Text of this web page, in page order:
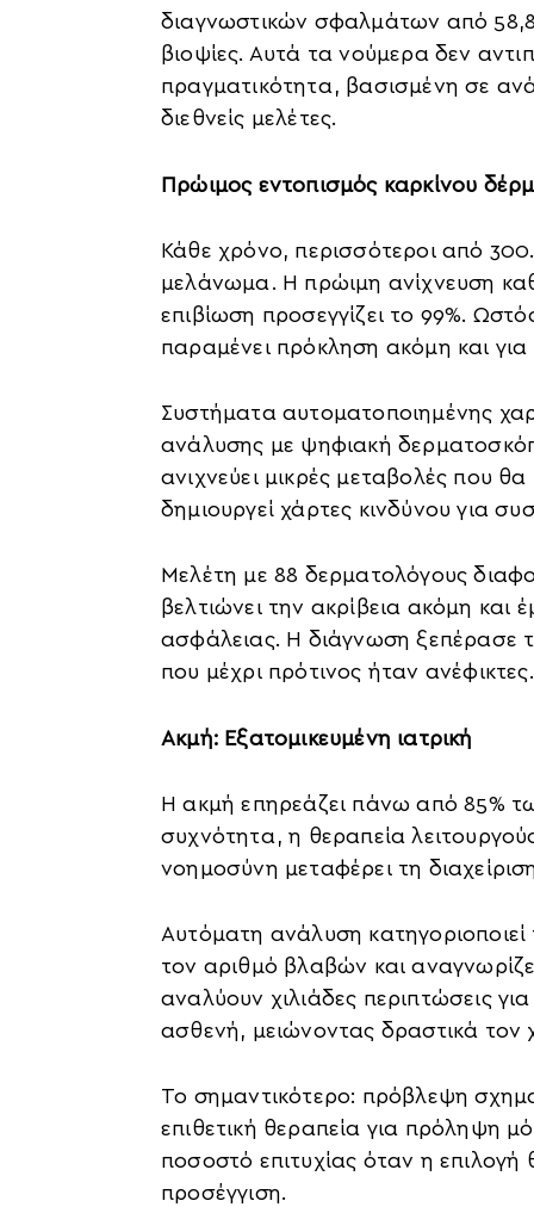
διαγνωστικών σφαλμάτων από
βιοψίες. Αυτά τα νούμερα δεν
πραγματικότητα, βασισμένη σε
διεθνείς μελέτες.
Πρώιμος εντοπισμός καρκίνου
Κάθε χρόνο, περισσότεροι από
μελάνωμα. Η πρώιμη ανίχνευση
επιβίωση προσεγγίζει το 99%.
παραμένει πρόκληση ακόμη και για
Συστήματα αυτοματοποιημένης
ανάλυσης με ψηφιακή
ανιχνεύει μικρές μεταβολές που
δημιουργεί χάρτες κινδύνου για
Μελέτη με 88 δερματολόγους
βελτιώνει την ακρίβεια ακόμη
ασφάλειας. Η διάγνωση ξεπέρασε
που μέχρι πρότινος ήταν ανέφικτες.
Ακμή: Εξατομικευμένη ιατρική
Η ακμή επηρεάζει πάνω από 85%
συχνότητα, η θεραπεία
νοημοσύνη μεταφέρει τη
Αυτόματη ανάλυση
τον αριθμό βλαβών και
αναλύουν χιλιάδες περιπτώσεις
ασθενή, μειώνοντας δραστικά τον
Το σημαντικότερο: πρόβλεψη
επιθετική θεραπεία για πρόληψη
ποσοστό επιτυχίας όταν η επιλογή
προσέγγιση.